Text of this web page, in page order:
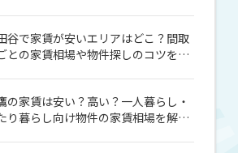
谷で家賃が安いエリアはどこ？間取
との家賃相場や物件探しのコツを解
の家賃は安い？高い？一人暮らし・
り暮らし向け物件の家賃相場を解